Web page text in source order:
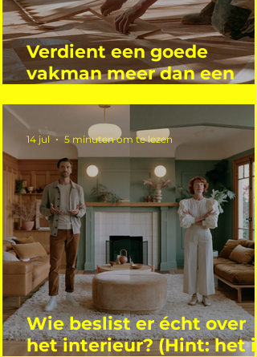
Verdient een goede
vakman meer dan een
Wie beslist er écht over
het interieur? (Hint: het is
14 jul 5 minuten om te lezen